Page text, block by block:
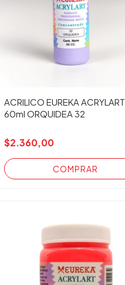
ACRILICO EUREKA ACRYLART
60ml ORQUIDEA 32
$2.360,00